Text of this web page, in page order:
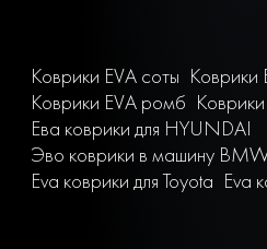
Коврики EVA соты Коврики
Коврики EVA ромб
Ева коврики для HYUNDAI
Эво коврики в машину
Eva коврики для Toyota Eva